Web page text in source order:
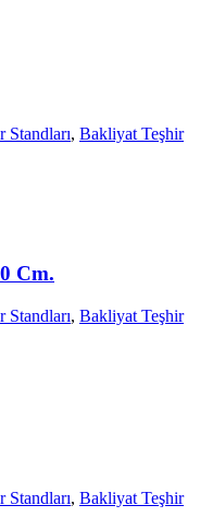
Standları, Bakliyat Teşhir
Cm.
Standları, Bakliyat Teşhir
Standları, Bakliyat Teşhir